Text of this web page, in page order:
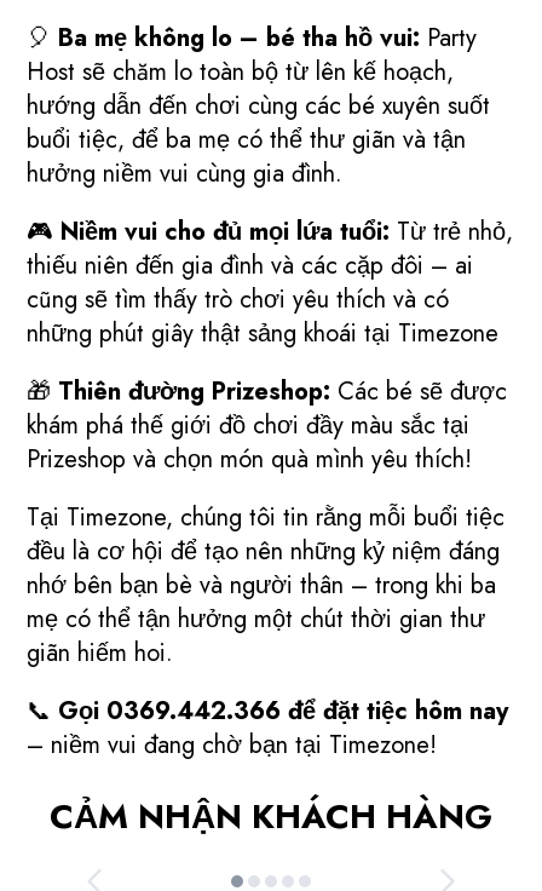
🎈 Ba mẹ không lo – bé tha hồ vui: Party
Host sẽ chăm lo toàn bộ từ lên kế hoạch,
hướng dẫn đến chơi cùng các bé xuyên suốt
buổi tiệc, để ba mẹ có thể thư giãn và tận
hưởng niềm vui cùng gia đình.
🎮 Niềm vui cho đủ mọi lứa tuổi: Từ trẻ nhỏ,
thiếu niên đến gia đình và các cặp đôi – ai
cũng sẽ tìm thấy trò chơi yêu thích và có
những phút giây thật sảng khoái tại Timezone
🎁 Thiên đường Prizeshop: Các bé sẽ được
khám phá thế giới đồ chơi đầy màu sắc tại
Prizeshop và chọn món quà mình yêu thích!
Tại Timezone, chúng tôi tin rằng mỗi buổi tiệc
đều là cơ hội để tạo nên những kỷ niệm đáng
nhớ bên bạn bè và người thân – trong khi ba
mẹ có thể tận hưởng một chút thời gian thư
giãn hiếm hoi.
📞 Gọi 0369.442.366 để đặt tiệc hôm nay
– niềm vui đang chờ bạn tại Timezone!
CẢM NHẬN KHÁCH HÀNG